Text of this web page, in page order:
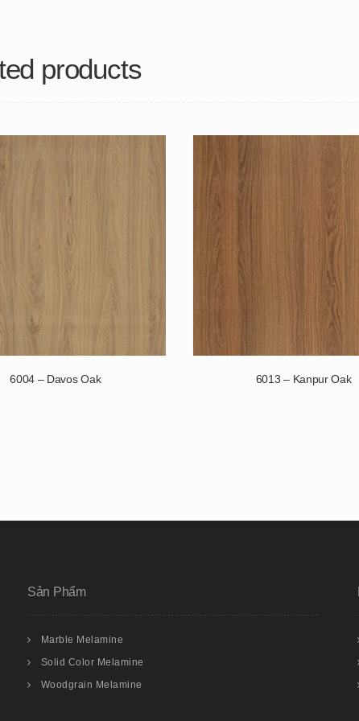
products
6004 – Davos Oak 6013 – Kanpur Oak
Sản Phẩm
Marble Melamine
Solid Color Melamine
Woodgrain Melamine